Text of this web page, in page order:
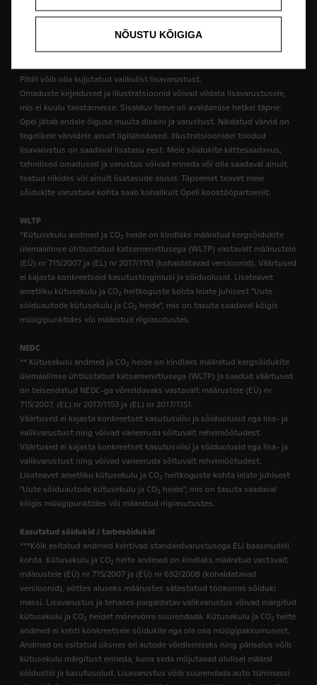
Ümbertöötlemine
Pildil võib olla kujutatud valikulist lisavarustust.
Omaduste kirjeldused ja illustratsioonid võivad viidata lisavarustusele,
mis ei kuulu tavatarnesse. Sisalduv teave oli avaldamise hetkel täpne.
Opel jätab endale õiguse muuta disaini ja varustust. Näidatud värvid on
tegelikele värvidele ainult ligilähedased. Illustratsioonidel toodud
lisavarustus on saadaval lisatasu eest. Meie sõidukite kättesaadavus,
tehnilised omadused ja varustus võivad erineda või olla saadaval ainult
teatud riikides või ainult lisatasude alusel. Täpsemat teavet meie
sõidukite varustuse kohta saab kohalikult Opeli koostööpartnerilt.
WLTP
*Kütusekulu andmed ja CO2 heide on kindlaks määratud kergsõidukite
ülemaailmse ühtlustatud katsemenetlusega (WLTP) vastavalt määrustele
(EÜ) nr 715/2007 ja (EL) nr 2017/1151 (kohaldatavad versioonid). Väärtused
ei kajasta konkreetseid kasutustingimusi ja sõiduolusid. Lisateavet
ametliku kütusekulu ja CO2 heitkoguste kohta leiate juhisest "Uute
sõiduautode kütusekulu ja CO2 heide", mis on tasuta saadaval kõigis
müügipunktides või määratud riigiasutustes.
NEDC
** Kütusekulu andmed ja CO2 heide on kindlaks määratud kergsõidukite
ülemaailmse ühtlustatud katsemenetlusega (WLTP) ja saadud väärtused
on teisendatud NEDC-ga võrreldavaks vastavalt määrustele (EÜ) nr
715/2007, (EL) nr 2017/1153 ja (EL) nr 2017/1151.
Väärtused ei kajasta konkreetset kasutusviisi ja sõiduolusid ega lisa- ja
valikvarustust ning võivad varieeruda sõltuvalt rehvimõõtudest.
Väärtused ei kajasta konkreetset kasutusviisi ja sõiduolusid ega lisa- ja
valikvarustust ning võivad varieeruda sõltuvalt rehvimõõtudest.
Lisateavet ametliku kütusekulu ja CO2 heitkoguste kohta leiate juhisest
"Uute sõiduautode kütusekulu ja CO2 heide", mis on tasuta saadaval
kõigis müügipunktides või määratud riigiasutustes.
Kasutatud sõidukid / tarbesõidukid
***Kõik esitatud andmed kehtivad standardvarustusega ELi baasmudeli
kohta. Kütusekulu ja CO2 heite andmed on kindlaks määratud vastavalt
määrustele (EÜ) nr 715/2007 ja (EÜ) nr 692/2008 (kohaldatavad
versioonid), võttes aluseks määrustes sätestatud töökorras sõiduki
massi. Lisavarustus ja tehases paigaldatav valikvarustus võivad märgitud
kütusekulu ja CO2 heidet mõnevõrra suurendada. Kütusekulu ja CO2 heite
andmed ei kehti konkreetsele sõidukile ega ole osa müügipakkumusest.
Andmed on esitatud üksnes eri autode võrdlemiseks ning päriselus võib
kütusekulu märgitust erineda, kuna seda mõjutavad olulisel määral
sõidustiil ja kasutusolud. Lisavarustus võib suurendada auto tühimassi
NÕUSTU KÕIGIGA